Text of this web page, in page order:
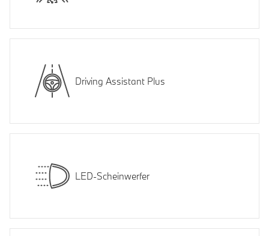
Driving Assistant Plus
LED-Scheinwerfer